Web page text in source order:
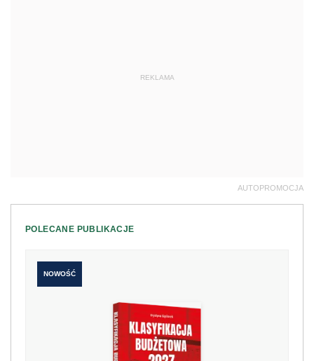
REKLAMA
AUTOPROMOCJA
POLECANE PUBLIKACJE
NOWOŚĆ